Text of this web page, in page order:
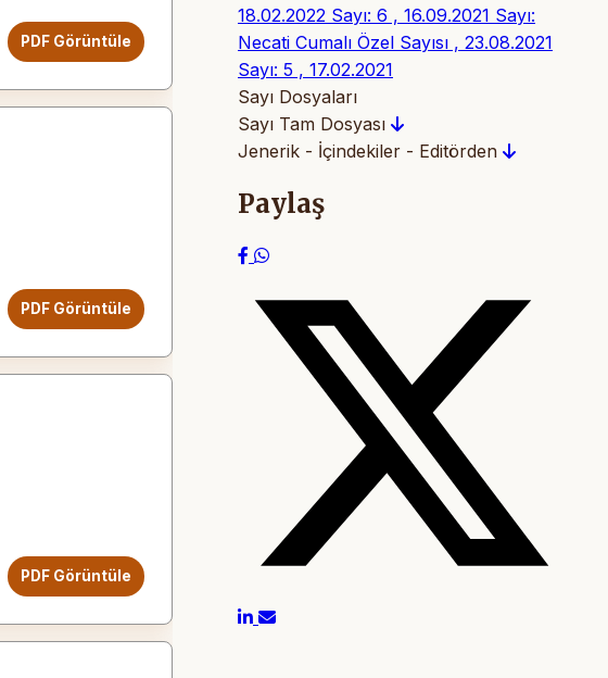
PDF Görüntüle
PDF Görüntüle
PDF Görüntüle
18.02.2022 Sayı: 6 , 16.09.2021 Sayı:
Necati Cumalı Özel Sayısı , 23.08.2021
Sayı: 5 , 17.02.2021
Sayı Dosyaları
Sayı Tam Dosyası
Jenerik - İçindekiler - Editörden
Paylaş